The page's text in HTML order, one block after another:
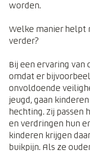
worden.
Welke manier helpt
verder?
Bij een ervaring van
omdat er
onvoldoende
jeugd, gaan
hechting. Zij passen
en verdringen hun
kinderen krijgen
buikpijn. Als ze